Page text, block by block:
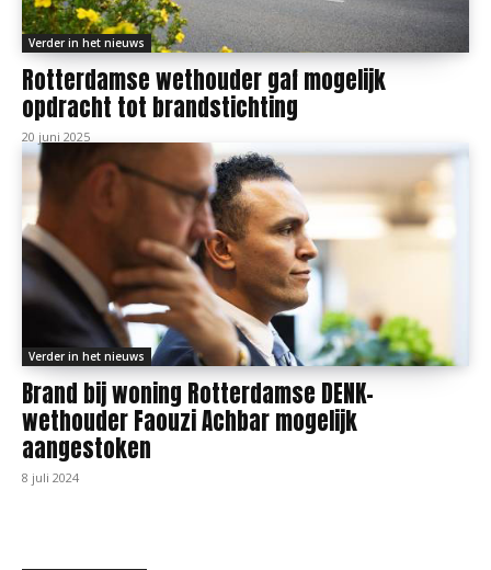
Verder in het nieuws
Rotterdamse wethouder gaf mogelijk
opdracht tot brandstichting
20 juni 2025
Verder in het nieuws
Brand bij woning Rotterdamse DENK-
wethouder Faouzi Achbar mogelijk
aangestoken
8 juli 2024